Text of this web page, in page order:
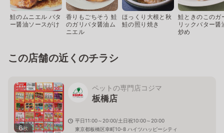
鮭のムニエル バタ
ー醤油ソースがけ
香りもごちそう 鮭
のガリバタ醤油ム
ニエル
ほっくり大根と秋
鮭の照り焼き
鮭ときのこのガ
リックバター醤
炒め
この店舗の近くのチラシ
6枚
ペットの専門店コジマ
板橋店
平日11:00～20:00/土日祝10:00～20:00
東京都板橋区幸町10-8 ハイツハッピーシティ